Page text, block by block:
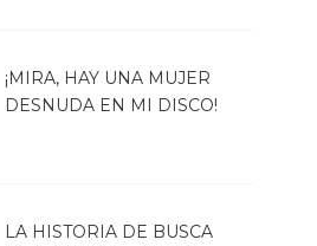
¡MIRA, HAY UNA MUJER
DESNUDA EN MI DISCO!
LA HISTORIA DE BUSCA